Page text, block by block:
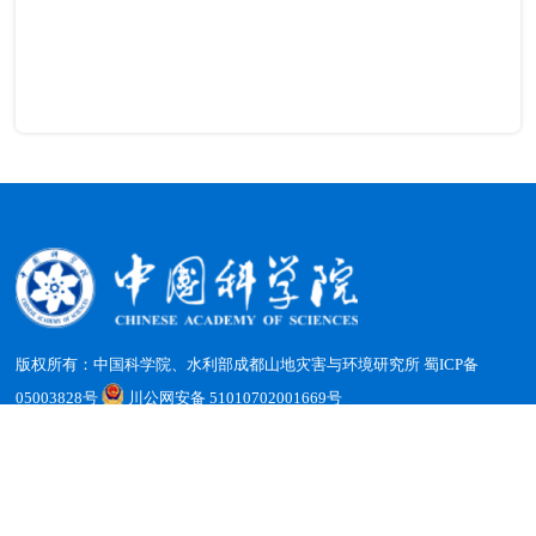
版权所有：中国科学院、水利部成都山地灾害与环境研究所蜀ICP备
05003828号
川公网安备 51010702001669号